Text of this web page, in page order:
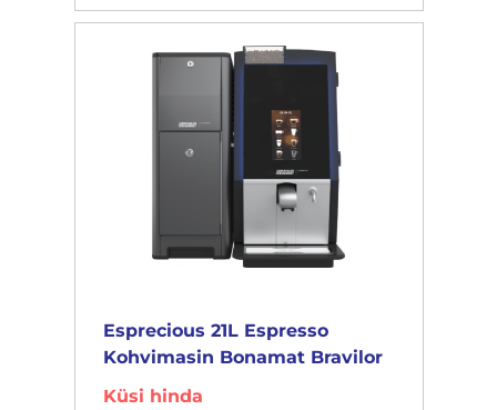
Esprecious 21L Espresso
Kohvimasin Bonamat Bravilor
Küsi hinda